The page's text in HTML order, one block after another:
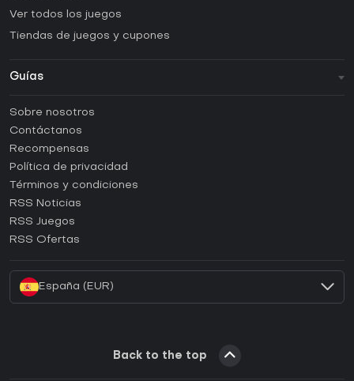
Ver todos los juegos
Tiendas de juegos y cupones
Guías
Guías y tutoriales
¿Cómo activar una CD Key de Steam?
¿Cómo activar una CD Key de Epic Games?
¿Cómo activar una CD Key de GOG?
¿Cómo activar una CD Key de Ubisoft Connect?
Sobre nosotros
Contáctanos
Recompensas
Política de privacidad
Términos y condiciones
RSS Noticias
RSS Juegos
RSS Ofertas
España (EUR)
Back to the top